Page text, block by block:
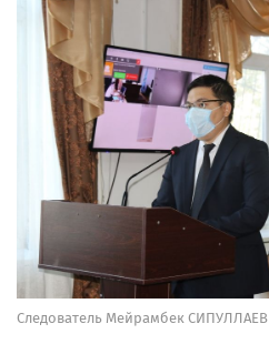
Следователь Мейрамбек СИПУЛЛАЕВ